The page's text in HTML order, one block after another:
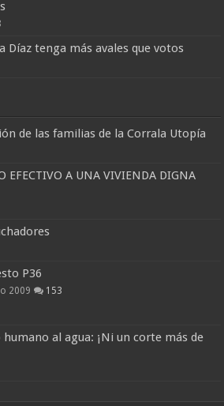
Díaz tenga más avales que votos
de las familias de la Corrala Utopía
EFECTIVO A UNA VIVIENDA DIGNA
P36
2009 153
al agua: ¡Ni un corte más de